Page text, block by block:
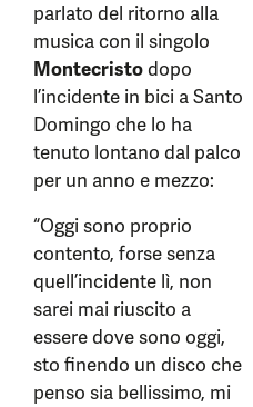
parlato del ritorno alla
musica con il singolo
Montecristodopo
l’incidente in bici a Santo
Domingo che lo ha
tenuto lontano dal palco
per un anno e mezzo:
“Oggi sono proprio
contento, forse senza
quell’incidente lì, non
sarei mai riuscito a
essere dove sono oggi,
sto finendo un disco che
penso sia bellissimo, mi